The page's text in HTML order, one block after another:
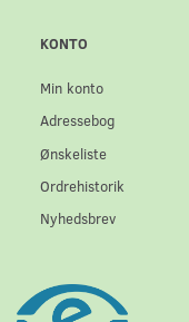
KONTO
Min konto
Adressebog
Ønskeliste
Ordrehistorik
Nyhedsbrev